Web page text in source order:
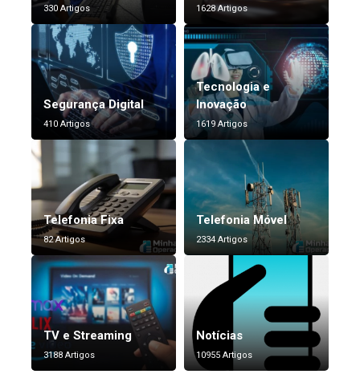
330 Artigos 1628 Artigos
Segurança Digital
410 Artigos
Tecnologia e
Inovação
1619 Artigos
Telefonia Fixa
82 Artigos
Telefonia Móvel
2334 Artigos
TV e Streaming
3188 Artigos
Notícias
10955 Artigos